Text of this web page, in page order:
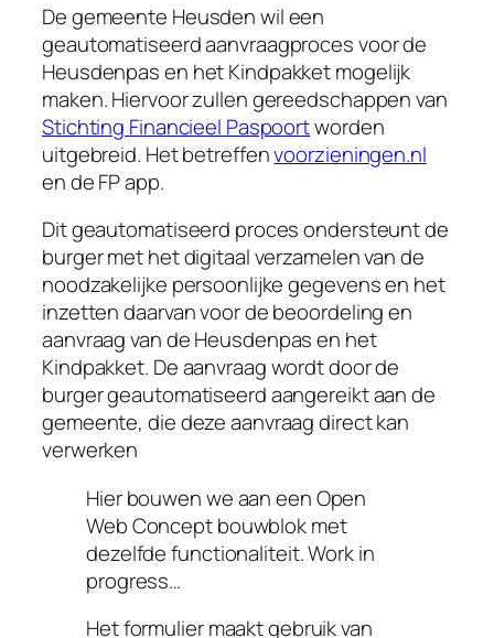
De gemeente Heusden wil een
geautomatiseerd aanvraagproces voor de
Heusdenpas en het Kindpakket mogelijk
maken. Hiervoor zullen gereedschappen van
Stichting Financieel Paspoortworden
uitgebreid. Het betreffenvoorzieningen.nl
en de FP app.
Dit geautomatiseerd proces ondersteunt de
burger met het digitaal verzamelen van de
noodzakelijke persoonlijke gegevens en het
inzetten daarvan voor de beoordeling en
aanvraag van de Heusdenpas en het
Kindpakket. De aanvraag wordt door de
burger geautomatiseerd aangereikt aan de
gemeente, die deze aanvraag direct kan
verwerken
Hier bouwen we aan een Open
Web Concept bouwblok met
dezelfde functionaliteit. Work in
progress…
Het formulier maakt gebruik van